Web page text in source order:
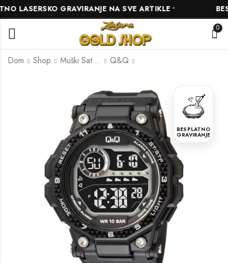
GRAVIRANJE NA SVE ARTIKLE •
0
Dom Shop Muški Satovi Q&Q
Q&Q G27A-001VY
85.00
Q&Q Q70B-002PY
75.00
BESPLATNO
GRAVIRANJE